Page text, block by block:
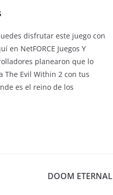
disfrutar este juego con
en NetFORCE Juegos Y
planearon que lo
The Evil Within 2 con tus
es el reino de los
DOOM ETERNAL